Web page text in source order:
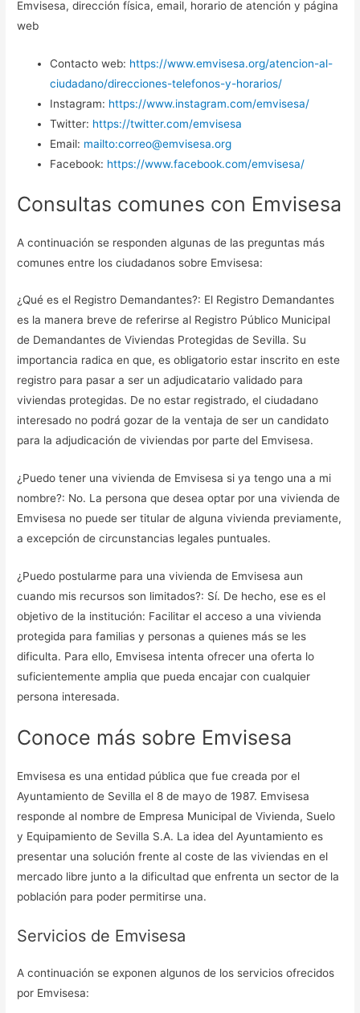
Emvisesa, dirección física, email, horario de atención y página
web
Contacto web: https://www.emvisesa.org/atencion-al-
ciudadano/direcciones-telefonos-y-horarios/
Instagram: https://www.instagram.com/emvisesa/
Twitter: https://twitter.com/emvisesa
Email: mailto:correo@emvisesa.org
Facebook: https://www.facebook.com/emvisesa/
Consultas comunes con Emvisesa
A continuación se responden algunas de las preguntas más
comunes entre los ciudadanos sobre Emvisesa:
¿Qué es el Registro Demandantes?: El Registro Demandantes
es la manera breve de referirse al Registro Público Municipal
de Demandantes de Viviendas Protegidas de Sevilla. Su
importancia radica en que, es obligatorio estar inscrito en este
registro para pasar a ser un adjudicatario validado para
viviendas protegidas. De no estar registrado, el ciudadano
interesado no podrá gozar de la ventaja de ser un candidato
para la adjudicación de viviendas por parte del Emvisesa.
¿Puedo tener una vivienda de Emvisesa si ya tengo una a mi
nombre?: No. La persona que desea optar por una vivienda de
Emvisesa no puede ser titular de alguna vivienda previamente,
a excepción de circunstancias legales puntuales.
¿Puedo postularme para una vivienda de Emvisesa aun
cuando mis recursos son limitados?: Sí. De hecho, ese es el
objetivo de la institución: Facilitar el acceso a una vivienda
protegida para familias y personas a quienes más se les
dificulta. Para ello, Emvisesa intenta ofrecer una oferta lo
suficientemente amplia que pueda encajar con cualquier
persona interesada.
Conoce más sobre Emvisesa
Emvisesa es una entidad pública que fue creada por el
Ayuntamiento de Sevilla el 8 de mayo de 1987. Emvisesa
responde al nombre de Empresa Municipal de Vivienda, Suelo
y Equipamiento de Sevilla S.A. La idea del Ayuntamiento es
presentar una solución frente al coste de las viviendas en el
mercado libre junto a la dificultad que enfrenta un sector de la
población para poder permitirse una.
Servicios de Emvisesa
A continuación se exponen algunos de los servicios ofrecidos
por Emvisesa: